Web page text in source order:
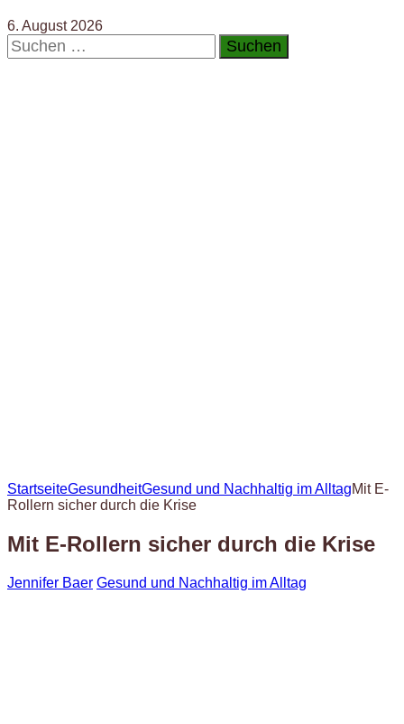
6. August 2026
Suchen
nach:
StartseiteGesundheitGesund und Nachhaltig im AlltagMit E-
Rollern sicher durch die Krise
Mit E-Rollern sicher durch die Krise
Jennifer Baer Gesund und Nachhaltig im Alltag